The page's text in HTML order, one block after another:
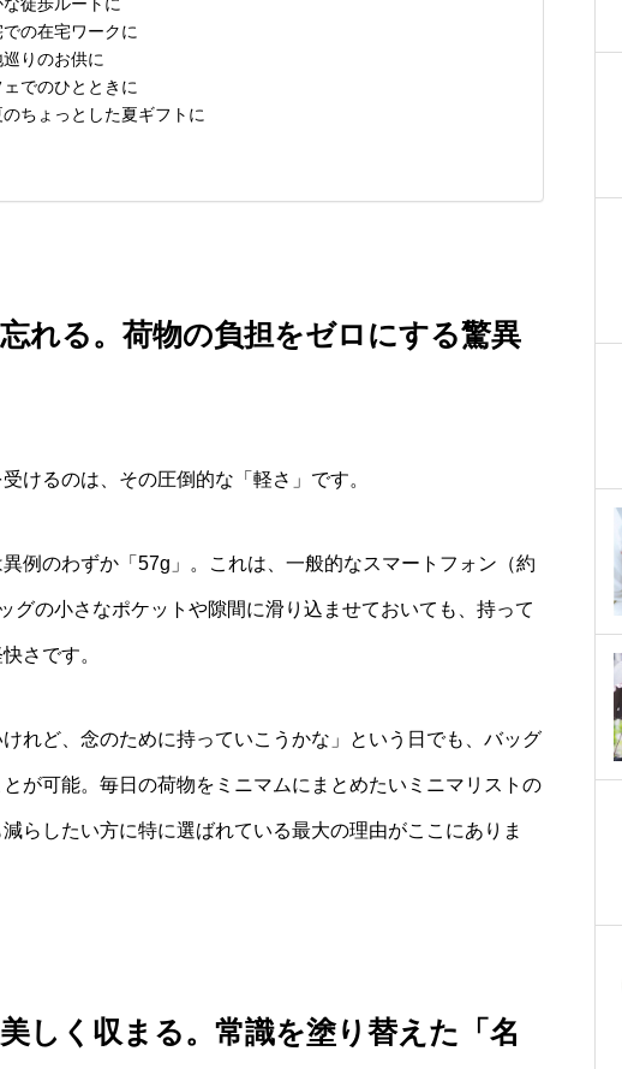
の在宅ワークに
りのお供に
でのひとときに
ちょっとした夏ギフトに
れる。荷物の負担をゼロにする驚異
けるのは、その圧倒的な「軽さ」です。
例のわずか「57g」。これは、一般的なスマートフォン（約
グの小さなポケットや隙間に滑り込ませておいても、持って
さです。
れど、念のために持っていこうかな」という日でも、バッグ
が可能。毎日の荷物をミニマムにまとめたいミニマリストの
らしたい方に特に選ばれている最大の理由がここにありま
しく収まる。常識を塗り替えた「名